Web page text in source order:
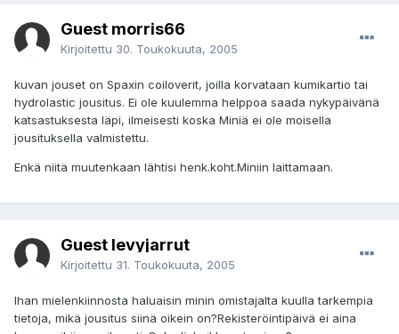
Guest morris66
Kirjoitettu 30. Toukokuuta, 2005
kuvan jouset on Spaxin coiloverit, joilla korvataan kumikartio tai
hydrolastic jousitus. Ei ole kuulemma helppoa saada nykypäivänä
katsastuksesta läpi, ilmeisesti koska Miniä ei ole moisella
jousituksella valmistettu.
Enkä niitä muutenkaan lähtisi henk.koht.Miniin laittamaan.
Guest levyjarrut
Kirjoitettu 31. Toukokuuta, 2005
Ihan mielenkiinnosta haluaisin minin omistajalta kuulla tarkempia
tietoja, mikä jousitus siinä oikein on?Rekisteröintipäivä ei aina